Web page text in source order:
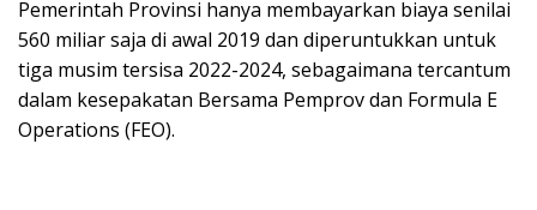
Pemerintah Provinsi hanya membayarkan biaya senilai
560 miliar saja di awal 2019 dan diperuntukkan untuk
tiga musim tersisa 2022-2024, sebagaimana tercantum
dalam kesepakatan Bersama Pemprov dan Formula E
Operations (FEO).